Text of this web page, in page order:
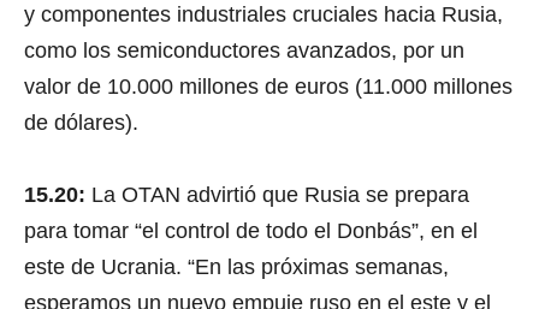
y componentes industriales cruciales hacia Rusia,
como los semiconductores avanzados, por un
valor de 10.000 millones de euros (11.000 millones
de dólares).
15.20: La OTAN advirtió que Rusia se prepara
para tomar “el control de todo el Donbás”, en el
este de Ucrania. “En las próximas semanas,
esperamos un nuevo empuje ruso en el este y el